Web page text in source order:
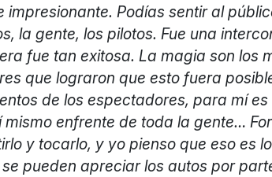
impresionante. Podías sentir al
la gente, los pilotos. Fue una
fue tan exitosa. La magia son los
que lograron que esto fuera
de los espectadores, para mí es
mismo enfrente de toda la gente…
y tocarlo, y yo pienso que eso es
pueden apreciar los autos por